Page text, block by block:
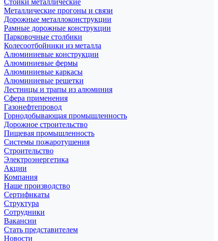
Стойки металлические
Металлические прогоны и связи
Дорожные металлоконструкции
Рамные дорожные конструкции
Парковочные столбики
Колесоотбойники из металла
Алюминиевые конструкции
Алюминиевые фермы
Алюминиевые каркасы
Алюминиевые решетки
Лестницы и трапы из алюминия
Сфера применения
Газонефтепровод
Горнодобывающая промышленность
Дорожное строительство
Пищевая промышленность
Системы пожаротушения
Строительство
Электроэнергетика
Акции
Компания
Наше производство
Сертификаты
Структура
Сотрудники
Вакансии
Стать представителем
Новости